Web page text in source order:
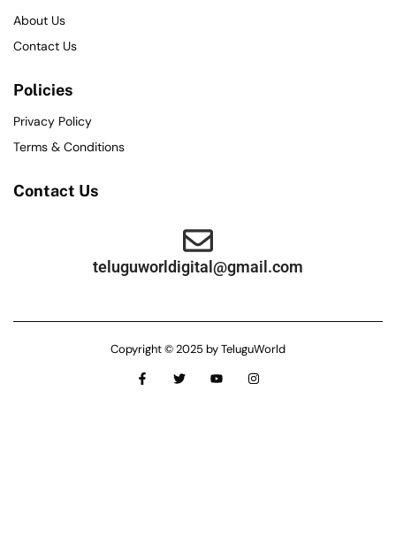
About Us
Contact Us
Policies
Privacy Policy
Terms & Conditions
Contact Us
teluguworldigital@gmail.com
Copyright © 2025 by TeluguWorld